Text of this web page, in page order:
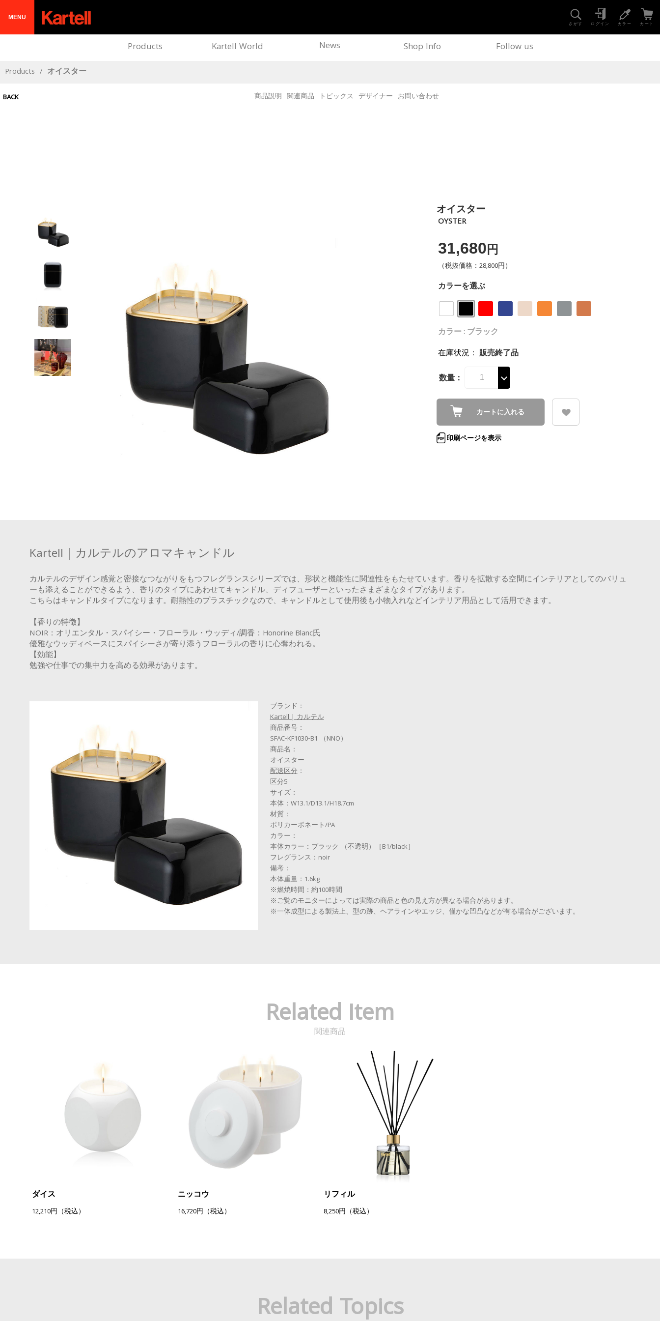
MENU
さがす ログイン カラー カート
Products Kartell World News Shop Info Follow us
Products / オイスター
BACK 商品説明 関連商品 トピックス デザイナー お問い合わせ
オイスター
OYSTER
31,680 円
（税抜価格：28,800円）
カラーを選ぶ
カラー : ブラック
在庫状況 ： 販売終了品
数量：
カートに入れる
印刷ページを表示
Kartell｜カルテルのアロマキャンドル
カルテルのデザイン感覚と密接なつながりをもつフレグランスシリーズでは、形状と機能性に関連性をもたせています。香りを拡散する空間にインテリアとしてのバリュ
ーも添えることができるよう、香りのタイプにあわせてキャンドル、ディフューザーといったさまざまなタイプがあります。
こちらはキャンドルタイプになります。耐熱性のプラスチックなので、キャンドルとして使用後も小物入れなどインテリア用品として活用できます。
【香りの特徴】
NOIR：オリエンタル・スパイシー・フローラル・ウッディ/調香：Honorine Blanc氏
優雅なウッディベースにスパイシーさが寄り添うフローラルの香りに心奪われる。
【効能】
勉強や仕事での集中力を高める効果があります。
ブランド：
Kartell | カルテル
商品番号：
SFAC-KF1030-B1 （NNO）
商品名：
オイスター
配送区分：
区分5
サイズ：
本体：W13.1/D13.1/H18.7cm
材質：
ポリカーボネート/PA
カラー：
本体カラー：ブラック （不透明）［B1/black］
フレグランス：noir
備考：
本体重量：1.6kg
※燃焼時間：約100時間
※ご覧のモニターによっては実際の商品と色の見え方が異なる場合があります。
※一体成型による製法上、型の跡、ヘアラインやエッジ、僅かな凹凸などが有る場合がございます。
Related Item
関連商品
ダイス
12,210円（税込）
ニッコウ
16,720円（税込）
リフィル
8,250円（税込）
Related Topics